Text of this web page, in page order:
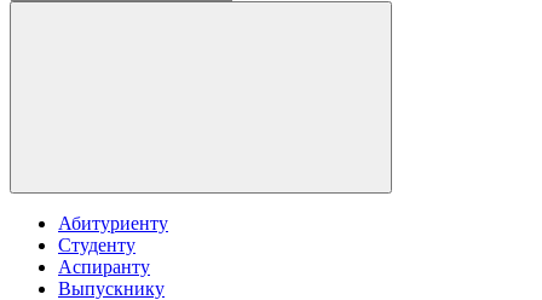
Абитуриенту
Студенту
Аспиранту
Выпускнику